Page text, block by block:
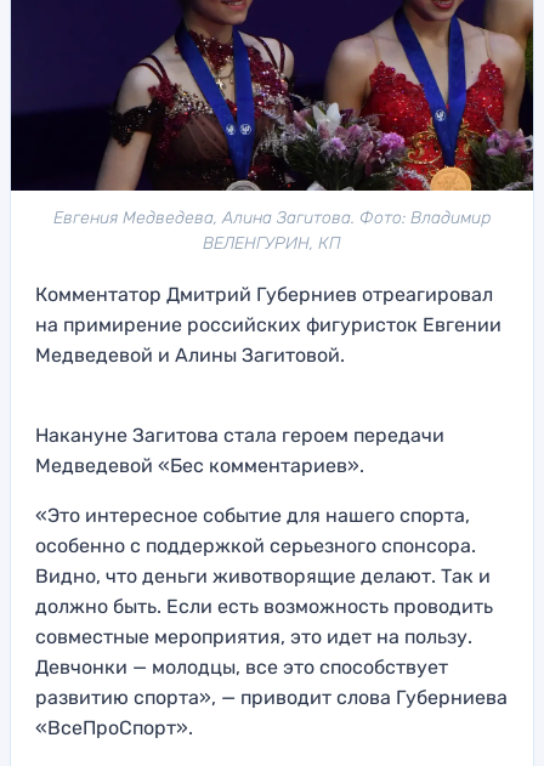
Евгения Медведева, Алина Загитова. Фото: Владимир
ВЕЛЕНГУРИН, КП
Комментатор Дмитрий Губерниев отреагировал
на примирение российских фигуристок Евгении
Медведевой и Алины Загитовой.
Накануне Загитова стала героем передачи
Медведевой «Бес комментариев».
«Это интересное событие для нашего спорта,
особенно с поддержкой серьезного спонсора.
Видно, что деньги животворящие делают. Так и
должно быть. Если есть возможность проводить
совместные мероприятия, это идет на пользу.
Девчонки — молодцы, все это способствует
развитию спорта», — приводит слова Губерниева
«ВсеПроСпорт».